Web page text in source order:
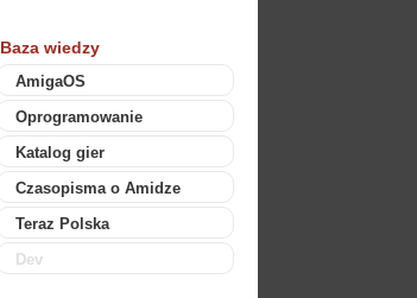
Baza wiedzy
AmigaOS
Oprogramowanie
Katalog gier
Czasopisma o Amidze
Teraz Polska
Dev